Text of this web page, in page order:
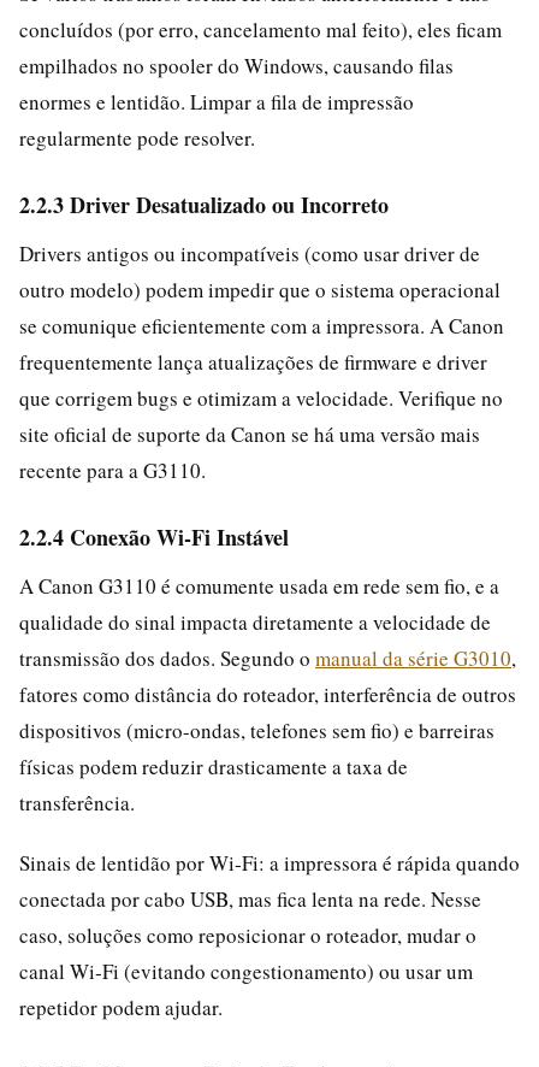
concluídos (por erro, cancelamento mal feito), eles ficam
empilhados no spooler do Windows, causando filas
enormes e lentidão. Limpar a fila de impressão
regularmente pode resolver.
2.2.3 Driver Desatualizado ou Incorreto
Drivers antigos ou incompatíveis (como usar driver de
outro modelo) podem impedir que o sistema operacional
se comunique eficientemente com a impressora. A Canon
frequentemente lança atualizações de firmware e driver
que corrigem bugs e otimizam a velocidade. Verifique no
site oficial de suporte da Canon se há uma versão mais
recente para a G3110.
2.2.4 Conexão Wi‑Fi Instável
A Canon G3110 é comumente usada em rede sem fio, e a
qualidade do sinal impacta diretamente a velocidade de
transmissão dos dados. Segundo o manual da série G3010,
fatores como distância do roteador, interferência de outros
dispositivos (micro-ondas, telefones sem fio) e barreiras
físicas podem reduzir drasticamente a taxa de
transferência.
Sinais de lentidão por Wi‑Fi: a impressora é rápida quando
conectada por cabo USB, mas fica lenta na rede. Nesse
caso, soluções como reposicionar o roteador, mudar o
canal Wi‑Fi (evitando congestionamento) ou usar um
repetidor podem ajudar.